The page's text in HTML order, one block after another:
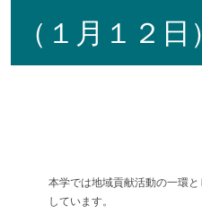
（１月１２日）
本学では地域貢献活動の一環
しています。